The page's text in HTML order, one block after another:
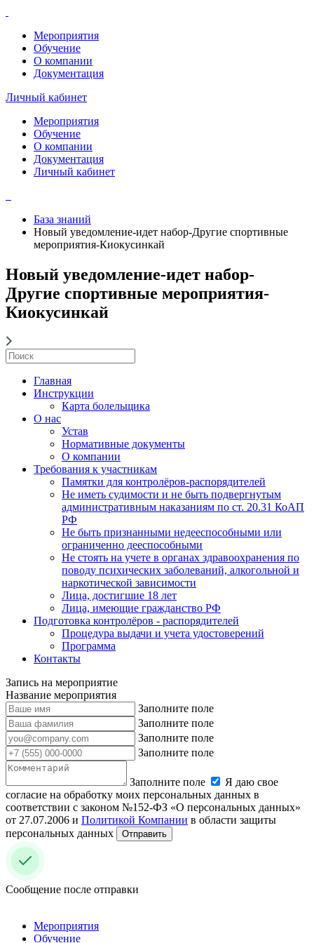
Мероприятия
Обучение
О компании
Документация
Личный кабинет
Мероприятия
Обучение
О компании
Документация
Личный кабинет
База знаний
Новый уведомление-идет набор-Другие спортивные
мероприятия-Киокусинкай
Новый уведомление-идет набор-
Другие спортивные мероприятия-
Киокусинкай
Главная
Инструкции
Карта болельщика
О нас
Устав
Нормативные документы
О компании
Требования к участникам
Памятки для контролёров-распорядителей
Не иметь судимости и не быть подвергнутым
административным наказаниям по ст. 20.31 КоАП
РФ
Не быть признанными недееспособными или
ограниченно дееспособными
Не стоять на учете в органах здравоохранения по
поводу психических заболеваний, алкогольной и
наркотической зависимости
Лица, достигшие 18 лет
Лица, имеющие гражданство РФ
Подготовка контролёров - распорядителей
Процедура выдачи и учета удостоверений
Программа
Контакты
Запись на мероприятие
Название мероприятия
Заполните поле
Заполните поле
Заполните поле
Заполните поле
Заполните поле
Я даю свое
согласие на обработку моих персональных данных в
соответствии с законом №152-ФЗ «О персональных данных»
от 27.07.2006 и Политикой Компании в области защиты
персональных данных
Отправить
Сообщение после отправки
Мероприятия
Обучение